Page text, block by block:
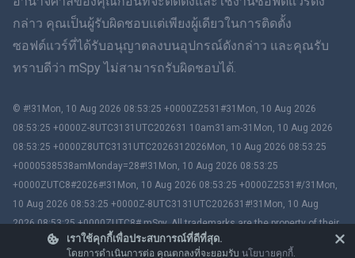
เราใช้คุกกี้เพื่อประสบการณ์ที่ดีที่สุด.
โดยการดำเนินการต่อ คุณตกลงที่จะยอมรับ นโยบายคุกกี้.
โรมาเนีย
กรีก
สโลวาเกีย
Čeština
กล่าว คุณเป็นผู้รับผิดชอบแต่เพียงผู้เดียวในการติดตั้ง
ซอฟต์แวร์ที่ได้รับอนุญาตลงบนอุปกรณ์ดังกล่าว และคุณรับ
ทราบดีว่า mSpy ไม่สามารถรับผิดชอบได้.
© #!31Mon, 10 Aug 2026 08:53:25 +0000Z2531#31Mon, 10 Aug 2026
08:53:25 +0000Z-8UTC3131UTC202631 10am31am-31Mon, 10 Aug 2026
08:53:25 +0000Z8UTC3131UTC2026312026Mon, 10 Aug 2026 08:53:25
+0000538538amMonday=28#!31Mon, 10 Aug 2026 08:53:25
+0000ZUTC8#2026#!31Mon, 10 Aug 2026 08:53:25 +0000Z2531#/31Mon,
10 Aug 2026 08:53:25 +0000Z-8UTC3131UTC202631#!31Mon, 10 Aug
2026 08:53:25 +0000ZUTC8# mSpy. All trademarks are the property of their
respective owners.